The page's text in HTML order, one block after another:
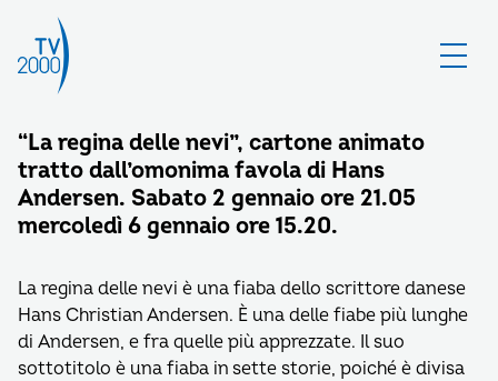
“La regina delle nevi”, cartone animato
tratto dall’omonima favola di Hans
Andersen. Sabato 2 gennaio ore 21.05
mercoledì 6 gennaio ore 15.20.
La regina delle nevi è una fiaba dello scrittore danese
Hans Christian Andersen. È una delle fiabe più lunghe
di Andersen, e fra quelle più apprezzate. Il suo
sottotitolo è una fiaba in sette storie, poiché è divisa